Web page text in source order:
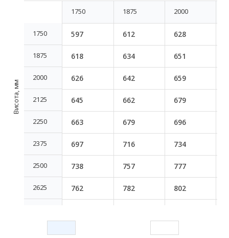
Висота, мм
1750
1875
2000
2125
2250
2375
2500
2625
1750 1875 2000
1750 1875 2000
1750 597 612 628
1875 618 634 651
2000 626 642 659
2125 645 662 679
2250 663 679 696
2375 697 716 734
2500 738 757 777
2625 762 782 802
817 860